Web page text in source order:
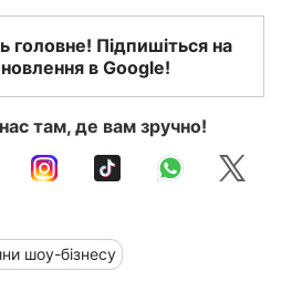
головне! Підпишіться на
в Google!
там, де вам зручно!
шоу-бізнесу